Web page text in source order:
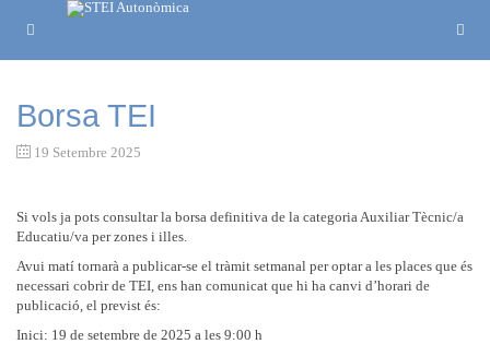
Borsa TEI
19 Setembre 2025
Si vols ja pots consultar la borsa definitiva de la categoria Auxiliar Tècnic/a
Educatiu/va per zones i illes.
Avui matí tornarà a publicar-se el tràmit setmanal per optar a les places que és
necessari cobrir de TEI, ens han comunicat que hi ha canvi d’horari de
publicació, el previst és:
Inici: 19 de setembre de 2025 a les 9:00 h